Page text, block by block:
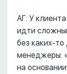
АГ: У
идти
без каких-то
менеджеры:
на